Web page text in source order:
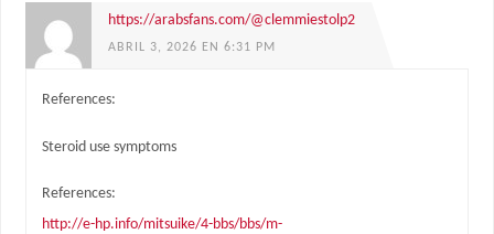
https://arabsfans.com/@clemmiestolp2
ABRIL 3, 2026 EN 6:31 PM
References:
Steroid use symptoms
References:
http://e-hp.info/mitsuike/4-bbs/bbs/m-